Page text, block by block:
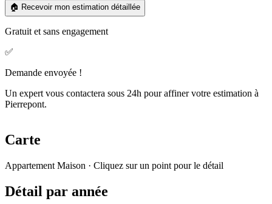
🏠 Recevoir mon estimation détaillée
Gratuit et sans engagement
✅
Demande envoyée !
Un expert vous contactera sous 24h pour affiner votre estimation à
Pierrepont.
Carte
−
Appartement Maison · Cliquez sur un point pour le détail
Détail par année